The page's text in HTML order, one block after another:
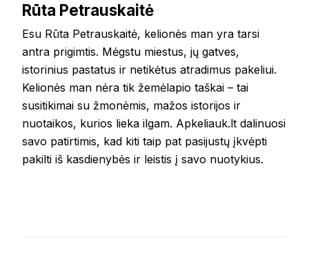
Rūta Petrauskaitė
Esu Rūta Petrauskaitė, kelionės man yra tarsi
antra prigimtis. Mėgstu miestus, jų gatves,
istorinius pastatus ir netikėtus atradimus pakeliui.
Kelionės man nėra tik žemėlapio taškai – tai
susitikimai su žmonėmis, mažos istorijos ir
nuotaikos, kurios lieka ilgam. Apkeliauk.lt dalinuosi
savo patirtimis, kad kiti taip pat pasijustų įkvėpti
pakilti iš kasdienybės ir leistis į savo nuotykius.